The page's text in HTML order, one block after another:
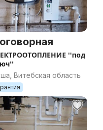
''под
Витебская область